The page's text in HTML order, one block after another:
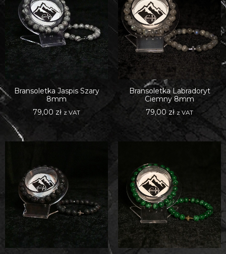
Bransoletka Jaspis Szary
8mm
79,00 zł z VAT
Bransoletka Labradoryt
Ciemny 8mm
79,00 zł z VAT